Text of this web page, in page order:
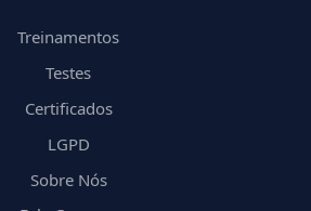
Treinamentos
Testes
Certificados
LGPD
Sobre Nós